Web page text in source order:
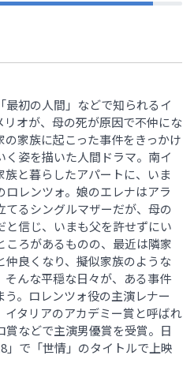
最初の人間」などで知られるイ
オが、母の死が原因で不仲にな
家族に起こった事件をきっかけ
く姿を描いた人間ドラマ。南イ
と暮らしたアパートに、いま
レンツォ。娘のエレナはアラ
てるシングルマザーだが、母の
信じ、いまも父を許せずにい
ろがあるものの、最近は隣家
良くなり、擬似家族のような
んな平穏な日々が、ある事件
。ロレンツォ役の主演レナー
イタリアのアカデミー賞と呼ばれ
などで主演男優賞を受賞。日
」で「世情」のタイトルで上映